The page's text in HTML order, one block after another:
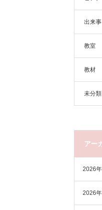
出来事
教室
教材
未分類
アー
2026
2026